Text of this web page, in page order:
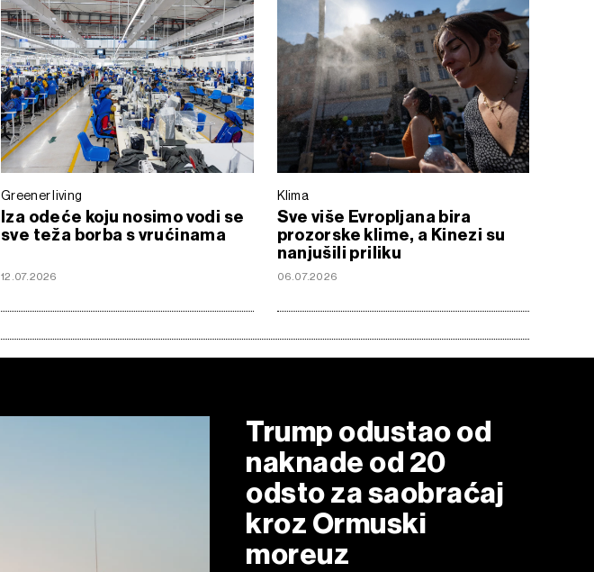
Greener living
Iza odeće koju nosimo vodi se
sve teža borba s vrućinama
12.07.2026
Klima
Sve više Evropljana bira
prozorske klime, a Kinezi su
nanjušili priliku
06.07.2026
Trump odustao od
naknade od 20
odsto za saobraćaj
kroz Ormuski
moreuz